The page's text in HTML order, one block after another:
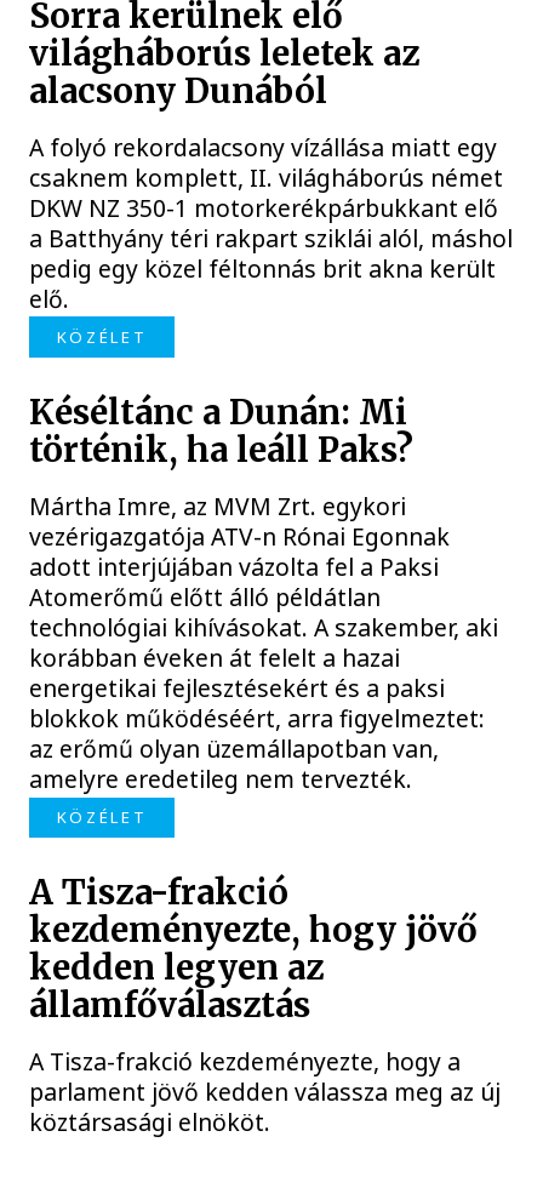
Sorra kerülnek elő
világháborús leletek az
alacsony Dunából
A folyó rekordalacsony vízállása miatt egy
csaknem komplett, II. világháborús német
DKW NZ 350-1 motorkerékpárbukkant elő
a Batthyány téri rakpart sziklái alól, máshol
pedig egy közel féltonnás brit akna került
elő.
KÖZÉLET
Késéltánc a Dunán: Mi
történik, ha leáll Paks?
Mártha Imre, az MVM Zrt. egykori
vezérigazgatója ATV-n Rónai Egonnak
adott interjújában vázolta fel a Paksi
Atomerőmű előtt álló példátlan
technológiai kihívásokat. A szakember, aki
korábban éveken át felelt a hazai
energetikai fejlesztésekért és a paksi
blokkok működéséért, arra figyelmeztet:
az erőmű olyan üzemállapotban van,
amelyre eredetileg nem tervezték.
KÖZÉLET
A Tisza-frakció
kezdeményezte, hogy jövő
kedden legyen az
államfőválasztás
A Tisza-frakció kezdeményezte, hogy a
parlament jövő kedden válassza meg az új
köztársasági elnököt.